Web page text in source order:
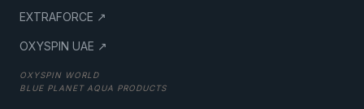
EXTRAFORCE ↗
OXYSPIN UAE ↗
OXYSPIN WORLD
BLUE PLANET AQUA PRODUCTS